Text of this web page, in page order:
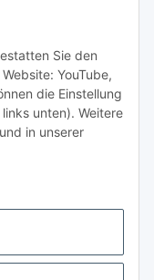
Sie den
YouTube,
die Einstellung
unten). Weitere
und in unserer